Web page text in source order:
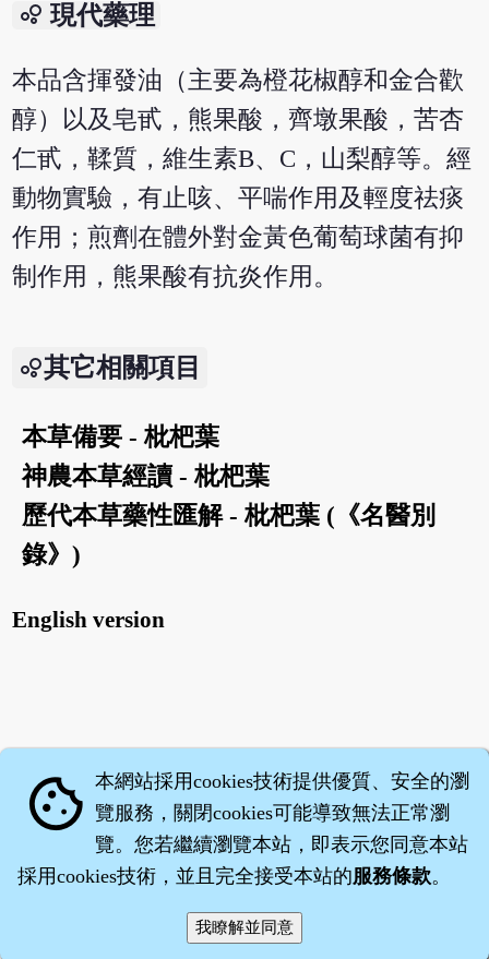
bubble_chart 現代藥理
本品含揮發油（主要為橙花椒醇和金合歡
醇）以及皂甙，熊果酸，齊墩果酸，苦杏
仁甙，鞣質，維生素B、C，山梨醇等。經
動物實驗，有止咳、平喘作用及輕度祛痰
作用；煎劑在體外對金黃色葡萄球菌有抑
制作用，熊果酸有抗炎作用。
其它相關項目
本草備要 - 枇杷葉
神農本草經讀 - 枇杷葉
歷代本草藥性匯解 - 枇杷葉 (《名醫別
錄》)
English version
‧沈藥子©2008～2026
cookie 本網站採用cookies技術提供優質、安全的瀏
覽服務，關閉cookies可能導致無法正常瀏
覽。您若繼續瀏覽本站，即表示您同意本站
採用cookies技術，並且完全接受本站的服務條款。